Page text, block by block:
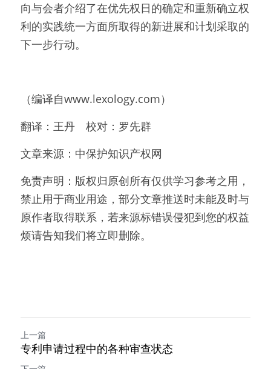
向与会者介绍了在优先权日的确定和重新确立权
利的实践统一方面所取得的新进展和计划采取的
下一步行动。
（编译自www.lexology.com）
翻译：王丹　校对：罗先群
文章来源：中保护知识产权网
免责声明：版权归原创所有仅供学习参考之用，
禁止用于商业用途，部分文章推送时未能及时与
原作者取得联系，若来源标错误侵犯到您的权益
烦请告知我们将立即删除。
上一篇
专利申请过程中的各种审查状态